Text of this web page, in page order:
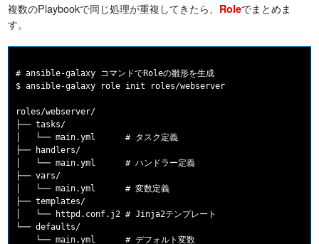
複数のPlaybookで同じ処理が重複してきたら、 Roleでまとめま
す。
# ansible-galaxy コマンドでRoleの雛形を生成
$ ansible-galaxy role init roles/webserver
roles/webserver/
├── tasks/
│   └── main.yml      # タスク定義
├── handlers/
│   └── main.yml      # ハンドラー定義
├── vars/
│   └── main.yml      # 変数定義
├── templates/
│   └── httpd.conf.j2 # Jinja2テンプレート
└── defaults/